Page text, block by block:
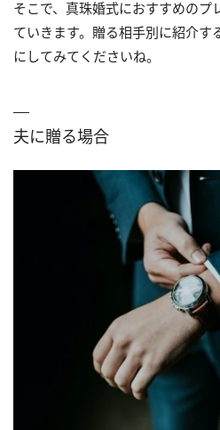
そこで、真珠婚式におすすめのプ
ていきます。贈る相手別に紹介す
にしてみてくださいね。
夫に贈る場合